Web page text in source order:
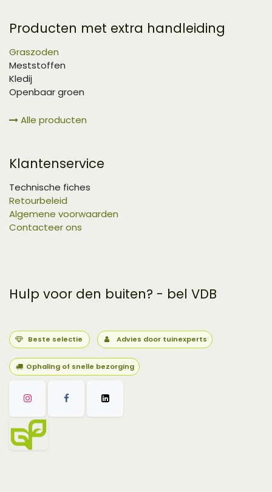
Producten met extra handleiding
Graszoden
Meststoffen
Kledij
Openbaar groen
Alle producten
Klantenservice
Technische fiches
Retourbeleid
Algemene voorwaarden
Contacteer ons
Hulp voor den buiten? - bel VDB
Beste selectie Advies door tuinexperts
Ophaling of snelle bezorging